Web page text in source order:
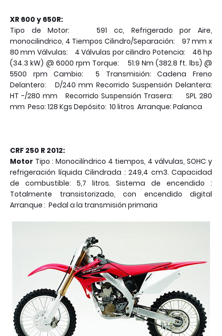
XR 600 y 650R:
Tipo de Motor: 591 cc, Refrigerado por Aire,
monocilindrico, 4 Tiempos Cilindro/Separación: 97 mm x
80 mm Válvulas: 4 Válvulas por cilindro Potencia: 46 hp
(34.3 kW) @ 6000 rpm Torque: 51.9 Nm (382.8 ft. lbs) @
5500 rpm Cambio: 5 Transmisión: Cadena Freno
Delantero: D/240 mm Recorrido Suspensión Delantera:
HT -/280 mm Recorrido Suspensión Trasera: SPL 280
mm Peso: 128 Kgs Depósito: 10 litros Arranque: Palanca
CRF 250 R 2012:
Motor Tipo : Monocilíndrico 4 tiempos, 4 válvulas, SOHC y
refrigeración líquida Cilindrada : 249,4 cm3. Capacidad
de combustible: 5,7 litros. Sistema de encendido :
Totalmente transistorizado, con encendido digital
Arranque : Pedal a la transmisión primaria